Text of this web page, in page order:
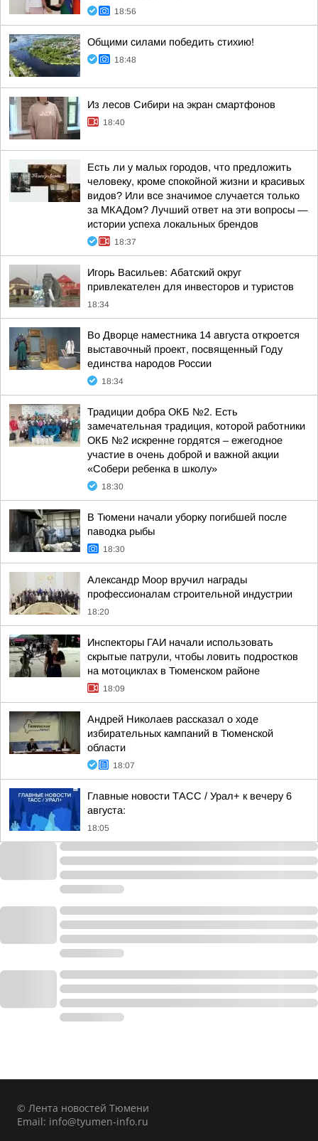
18:56
Общими силами победить стихию!
18:48
Из лесов Сибири на экран смартфонов
18:40
Есть ли у малых городов, что предложить
человеку, кроме спокойной жизни и красивых
видов? Или все значимое случается только
за МКАДом? Лучший ответ на эти вопросы —
истории успеха локальных брендов
18:37
Игорь Васильев: Абатский округ
привлекателен для инвесторов и туристов
18:34
Во Дворце наместника 14 августа откроется
выставочный проект, посвященный Году
единства народов России
18:34
Традиции добра ОКБ №2. Есть
замечательная традиция, которой работники
ОКБ №2 искренне гордятся – ежегодное
участие в очень доброй и важной акции
«Собери ребенка в школу»
18:30
В Тюмени начали уборку погибшей после
паводка рыбы
18:30
Александр Моор вручил награды
профессионалам строительной индустрии
18:20
Инспекторы ГАИ начали использовать
скрытые патрули, чтобы ловить подростков
на мотоциклах в Тюменском районе
18:09
Андрей Николаев рассказал о ходе
избирательных кампаний в Тюменской
области
18:07
Главные новости ТАСС / Урал+ к вечеру 6
августа:
18:05
© Лента новостей Тюмени
Email: info@tyumen-info.ru